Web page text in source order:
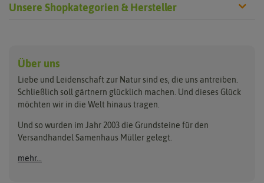
Unsere Shopkategorien & Hersteller
Anzuchtschalen
Beleuchtung
Folien, Vliese und Netze
Gartengeräte
Nützlinge & Nisthilfen
Keimsprossen
Saatgut für Werbezwecke
Samen-Sets
Gemüsesamen
Benary
Buzzy Seeds
Clever Pots
Dürr-Samen
FLORTUS
Greenline
Grüne Oase
Über uns
Liebe und Leidenschaft zur Natur sind es, die uns antreiben.
Schließlich soll gärtnern glücklich machen. Und dieses Glück
möchten wir in die Welt hinaus tragen.
Und so wurden im Jahr 2003 die Grundsteine für den
Versandhandel Samenhaus Müller gelegt.
mehr...